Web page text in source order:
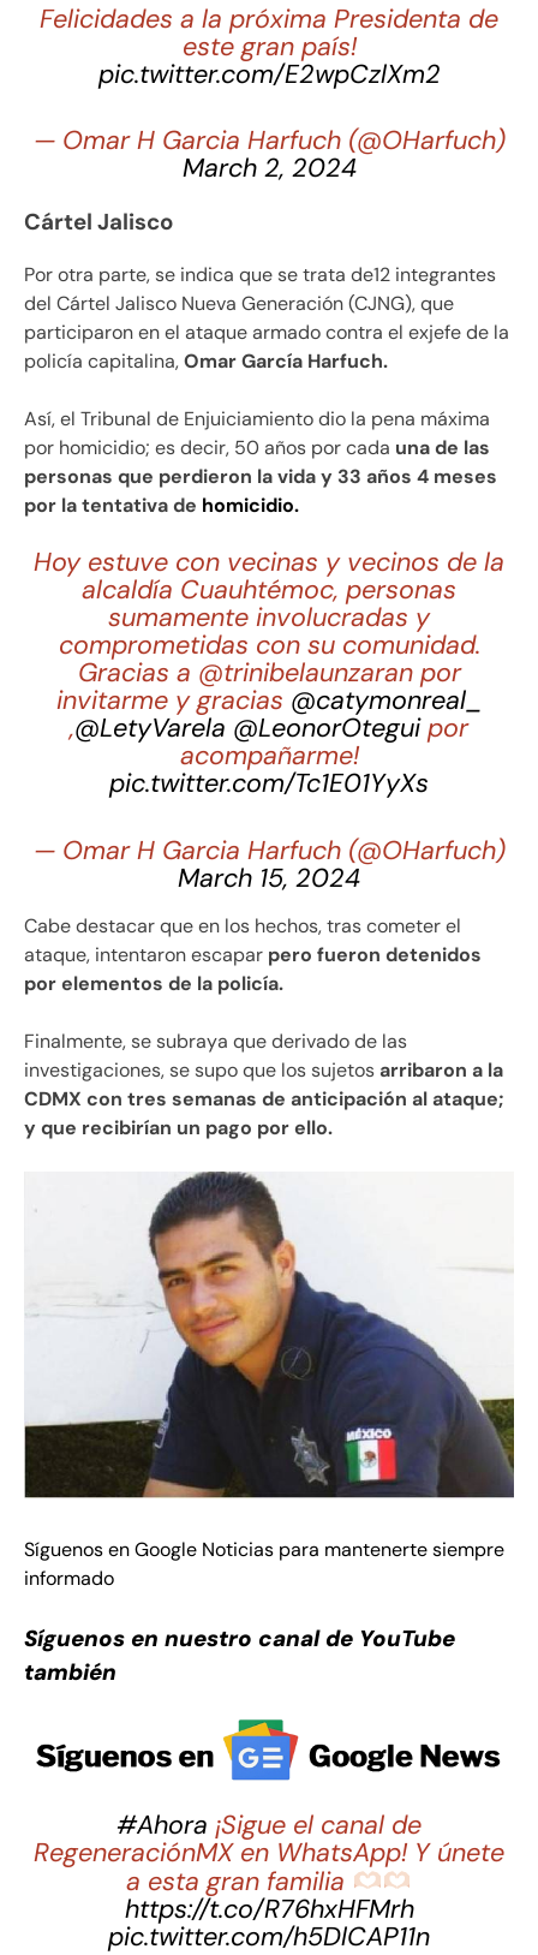
Felicidades a la próxima Presidenta de
este gran país!
pic.twitter.com/E2wpCzlXm2
— Omar H Garcia Harfuch (@OHarfuch)
March 2, 2024
Cártel Jalisco
Por otra parte, se indica que se trata de12 integrantes
del Cártel Jalisco Nueva Generación (CJNG), que
participaron en el ataque armado contra el exjefe de la
policía capitalina,Omar García Harfuch.
Así, el Tribunal de Enjuiciamiento dio la pena máxima
por homicidio; es decir, 50 años por cada una de las
personas que perdieron la vida y 33 años 4 meses
por la tentativa de homicidio.
Hoy estuve con vecinas y vecinos de la
alcaldía Cuauhtémoc, personas
sumamente involucradas y
comprometidas con su comunidad.
Gracias a @trinibelaunzaran por
invitarme y gracias @catymonreal_
,@LetyVarela @LeonorOteguipor
acompañarme!
pic.twitter.com/Tc1E01YyXs
— Omar H Garcia Harfuch (@OHarfuch)
March 15, 2024
Cabe destacar que en los hechos, tras cometer el
ataque, intentaron escapar pero fueron detenidos
por elementos de la policía.
Finalmente, se subraya que derivado de las
investigaciones, se supo que los sujetosarribaron a la
CDMX con tres semanas de anticipación al ataque;
y que recibirían un pago por ello.
Síguenos en Google Noticias para mantenerte siempre
informado
Síguenos en nuestro canal de YouTube
también
#Ahora ¡Sigue el canal de
RegeneraciónMX en WhatsApp! Y únete
a esta gran familia
https://t.co/R76hxHFMrh
pic.twitter.com/h5DlCAP11n